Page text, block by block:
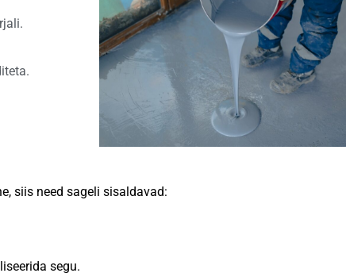
siis need sageli sisaldavad:
segu.